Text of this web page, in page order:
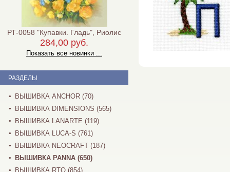
РТ-0058 "Купавки. Гладь", Риолис
284,00 руб.
Показать все новинки ...
РАЗДЕЛЫ
ВЫШИВКА ANCHOR (70)
ВЫШИВКА DIMENSIONS (565)
ВЫШИВКА LANARTE (119)
ВЫШИВКА LUCA-S (761)
ВЫШИВКА NEOCRAFT (187)
ВЫШИВКА PANNA (650)
ВЫШИВКА RTO (854)